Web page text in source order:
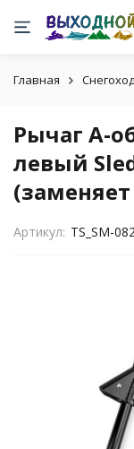
Главная
Рычаг А-
левый
(заменяет
Артикул: TS_SM-